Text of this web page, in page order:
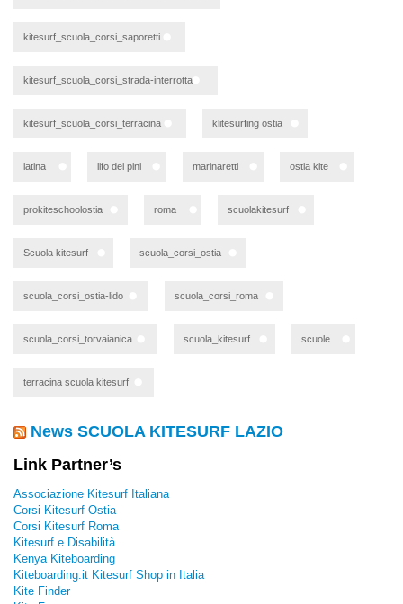
kitesurf_scuola_corsi_saporetti
kitesurf_scuola_corsi_strada-interrotta
kitesurf_scuola_corsi_terracina klitesurfing ostia
latina lifo dei pini marinaretti ostia kite
prokiteschoolostia roma scuolakitesurf
Scuola kitesurf scuola_corsi_ostia
scuola_corsi_ostia-lido scuola_corsi_roma
scuola_corsi_torvaianica scuola_kitesurf scuole
terracina scuola kitesurf
News SCUOLA KITESURF LAZIO
Link Partner’s
Associazione Kitesurf Italiana
Corsi Kitesurf Ostia
Corsi Kitesurf Roma
Kitesurf e Disabilità
Kenya Kiteboarding
Kiteboarding.it Kitesurf Shop in Italia
Kite Finder